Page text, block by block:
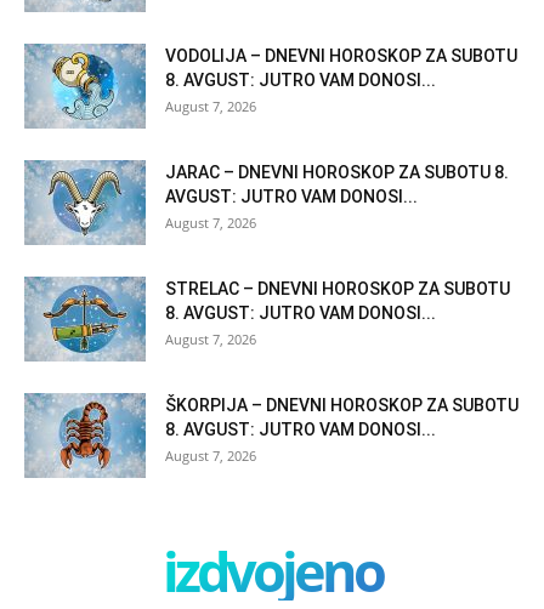
VODOLIJA – DNEVNI HOROSKOP ZA SUBOTU
8. AVGUST: JUTRO VAM DONOSI...
August 7, 2026
JARAC – DNEVNI HOROSKOP ZA SUBOTU 8.
AVGUST: JUTRO VAM DONOSI...
August 7, 2026
STRELAC – DNEVNI HOROSKOP ZA SUBOTU
8. AVGUST: JUTRO VAM DONOSI...
August 7, 2026
ŠKORPIJA – DNEVNI HOROSKOP ZA SUBOTU
8. AVGUST: JUTRO VAM DONOSI...
August 7, 2026
izdvojeno